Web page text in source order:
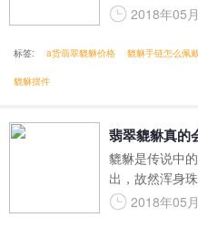
者最喜爱翡翠
富。
2018年05
标签: a货翡翠貔貅价格 貔貅手链怎么佩
貔貅摆件
翡翠貔貅真的
招财进宝吗
貔貅是传说中
出，故然浑身
祥物，常把它
2018年05